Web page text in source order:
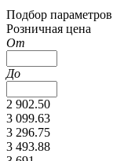
Подбор параметров
Розничная цена
От
До
2 902.50
3 099.63
3 296.75
3 493.88